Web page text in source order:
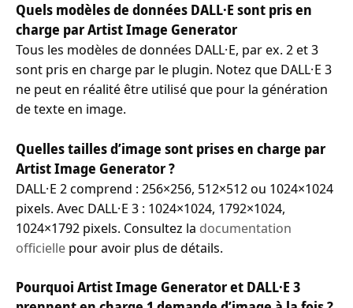
Quels modèles de données DALL·E sont pris en
charge par Artist Image Generator
Tous les modèles de données DALL·E, par ex. 2 et 3
sont pris en charge par le plugin. Notez que DALL·E 3
ne peut en réalité être utilisé que pour la génération
de texte en image.
Quelles tailles d’image sont prises en charge par
Artist Image Generator ?
DALL·E 2 comprend : 256×256, 512×512 ou 1024×1024
pixels. Avec DALL·E 3 : 1024×1024, 1792×1024,
1024×1792 pixels. Consultez la documentation
officielle pour avoir plus de détails.
Pourquoi Artist Image Generator et DALL·E 3